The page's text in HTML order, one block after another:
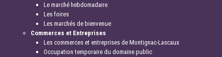
Le marché hebdomadaire
Les foires
Les marchés de bienvenue
Commerces et Entreprises
Les commerces et entreprises de Montignac-Lascaux
Occupation temporaire du domaine public